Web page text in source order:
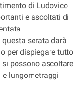
di Ludovico
e ascoltati di
questa serata darà
per dispiegare tutto
possono ascoltare
e lungometraggi